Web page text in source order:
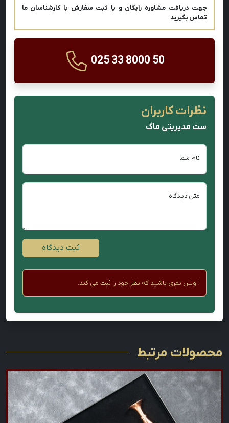
جهت دریافت مشاوره رایگان و یا ثبت سفارش با کارشناسان ما
تماس بگیرید
025 33 8000 50
نظرات کاربران
ست مدیریتی ماگ
نام شما
متن دیدگاه
ثبت دیدگاه
اولین نفری باشید که نظر خود را ثبت می کند.
محصولات مرتبط